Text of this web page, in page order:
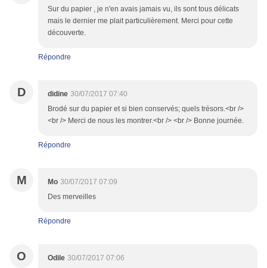
Sur du papier , je n'en avais jamais vu, ils sont tous délicats
mais le dernier me plait particulièrement. Merci pour cette
découverte.
Répondre
D didine 30/07/2017 07:40
Brodé sur du papier et si bien conservés; quels trésors.<br />
<br /> Merci de nous les montrer.<br /> <br /> Bonne journée.
Répondre
M Mo 30/07/2017 07:09
Des merveilles
Répondre
O Odile 30/07/2017 07:06